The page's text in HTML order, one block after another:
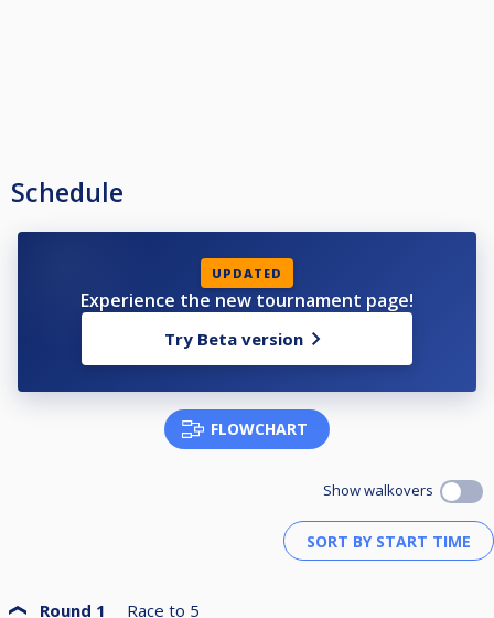
Schedule
UPDATED
Experience the new tournament page!
Try Beta version
FLOWCHART
Show walkovers
Round 1 Race to 5